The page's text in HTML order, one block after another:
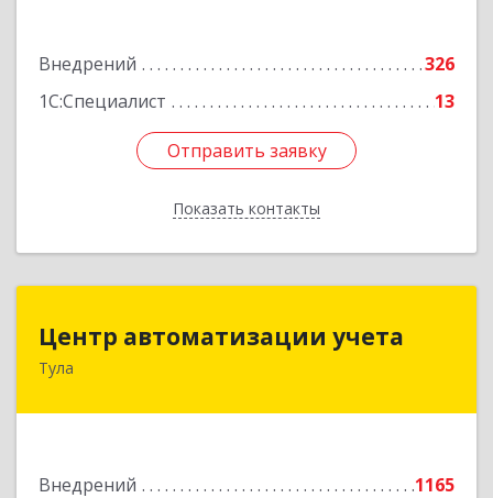
Внедрений
326
1С:Специалист
13
Отправить заявку
Показать контакты
Отправить заявку
Назад
Центр автоматизации учета
Тула
Внедрений
1165
300026, Тульская обл, Тула г, Ленина пр-кт, дом